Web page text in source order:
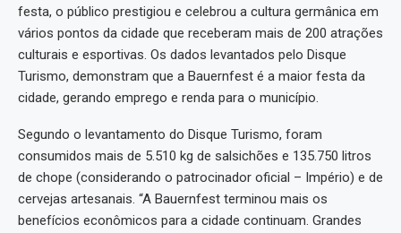
festa, o público prestigiou e celebrou a cultura germânica em
vários pontos da cidade que receberam mais de 200 atrações
culturais e esportivas. Os dados levantados pelo Disque
Turismo, demonstram que a Bauernfest é a maior festa da
cidade, gerando emprego e renda para o município.
Segundo o levantamento do Disque Turismo, foram
consumidos mais de 5.510 kg de salsichões e 135.750 litros
de chope (considerando o patrocinador oficial – Império) e de
cervejas artesanais. “A Bauernfest terminou mais os
benefícios econômicos para a cidade continuam. Grandes